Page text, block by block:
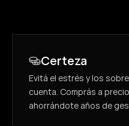
Certeza
Evitá el estrés y los
cuenta. Comprás a
ahorrándote años de